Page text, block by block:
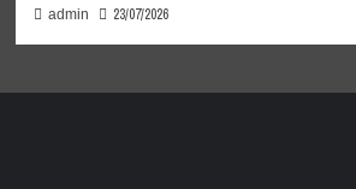
admin 23/07/2026